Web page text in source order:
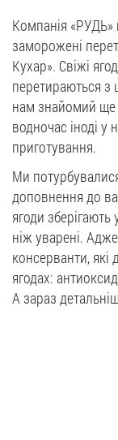
Компанія
заморожені
Кухар». Свіжі
перетираються
нам знайомий ще
водночас іноді у
приготування.
Ми
доповнення до
ягоди
ніж уварені.
консерванти,
ягодах:
А зараз